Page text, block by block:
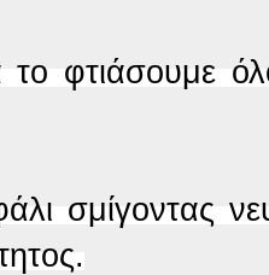
φτιάσουμε
σμίγοντας